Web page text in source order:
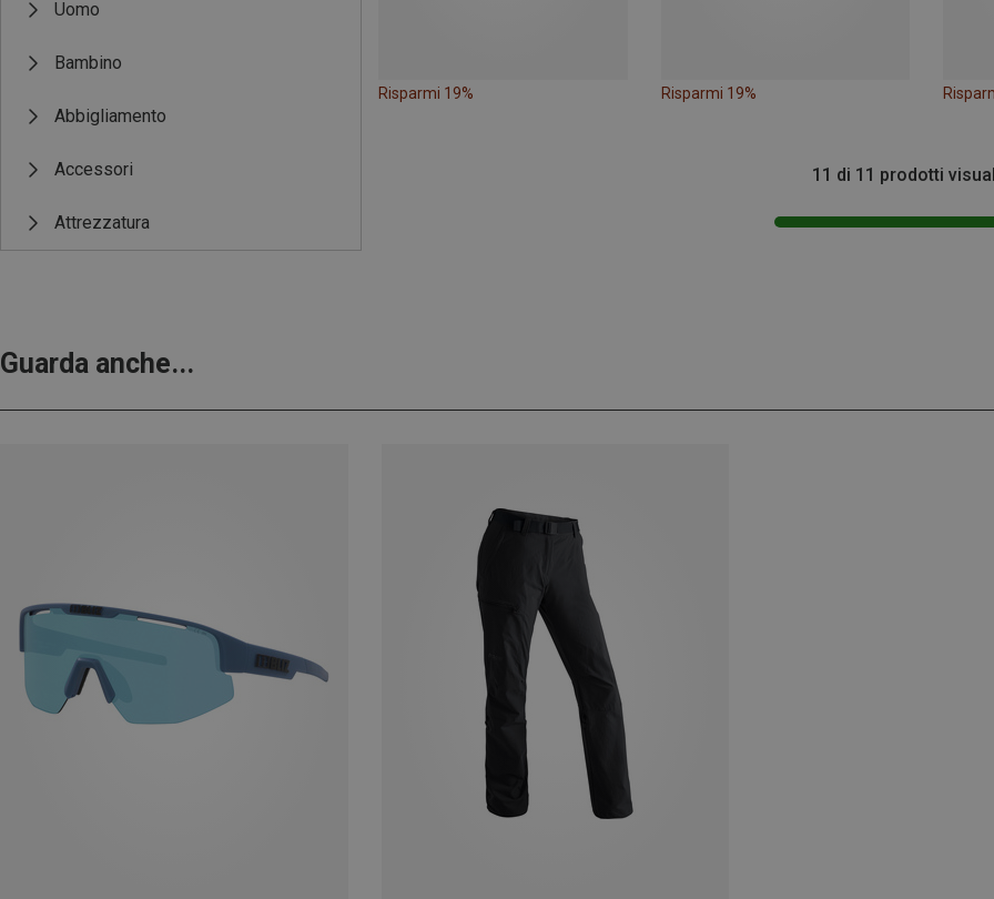
Uomo
Bambino
Abbigliamento
Accessori
Attrezzatura
Risparmi 19% Risparmi 19%
11 di 11 prodotti
Guarda anche...